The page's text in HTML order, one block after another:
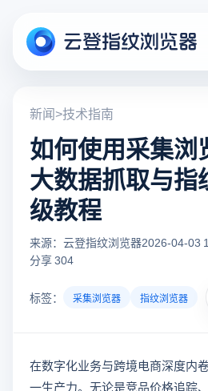
新闻>技术指南
如何使用采集浏
大数据抓取与指
级教程
来源：云登指纹浏览器2026-04-03
分享 304
标签： 采集浏览器 指纹浏览器
在数字化业务与跨境电商深度内
一生产力。无论是竞品价格追踪